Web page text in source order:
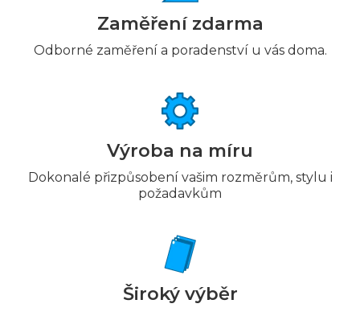
Zaměření zdarma
Odborné zaměření a poradenství u vás doma.
Výroba na míru
Dokonalé přizpůsobení vašim rozměrům, stylu i
požadavkům
Široký výběr